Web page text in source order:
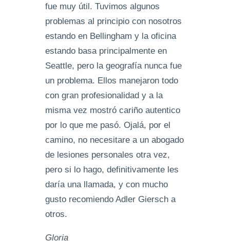
fue muy útil. Tuvimos algunos
problemas al principio con nosotros
estando en Bellingham y la oficina
estando basa principalmente en
Seattle, pero la geografía nunca fue
un problema. Ellos manejaron todo
con gran profesionalidad y a la
misma vez mostró cariño autentico
por lo que me pasó. Ojalá, por el
camino, no necesitare a un abogado
de lesiones personales otra vez,
pero si lo hago, definitivamente les
daría una llamada, y con mucho
gusto recomiendo Adler Giersch a
otros.
Gloria